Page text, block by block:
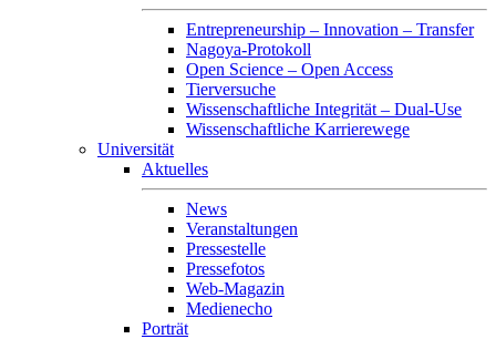
Entrepreneurship – Innovation – Transfer
Nagoya-Protokoll
Open Science – Open Access
Tierversuche
Wissenschaftliche Integrität – Dual-Use
Wissenschaftliche Karrierewege
Universität
Aktuelles
News
Veranstaltungen
Pressestelle
Pressefotos
Web-Magazin
Medienecho
Porträt